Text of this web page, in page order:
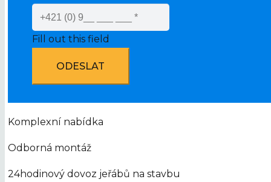
Fill out this field
ODESLAT
Komplexní nabídka
Odborná montáž
24hodinový dovoz jeřábů na stavbu